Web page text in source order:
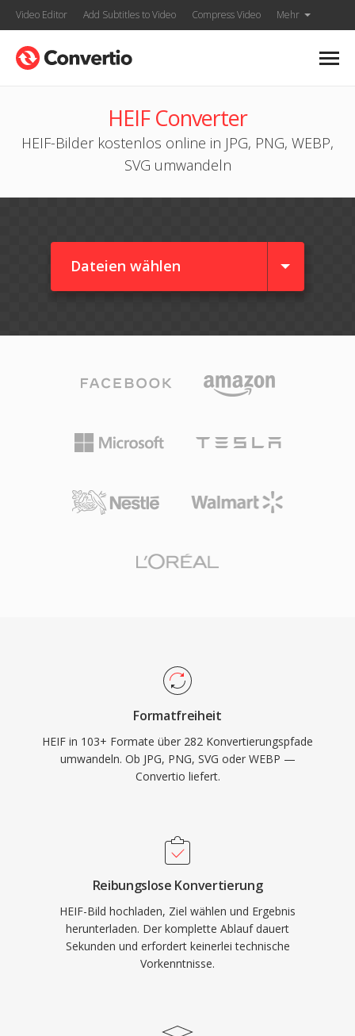
Video Editor Add Subtitles to Video Compress Video Mehr
HEIF Converter
HEIF-Bilder kostenlos online in JPG, PNG, WEBP,
SVG umwandeln
Dateien wählen
Formatfreiheit
HEIF in 103+ Formate über 282 Konvertierungspfade
umwandeln. Ob JPG, PNG, SVG oder WEBP —
Convertio liefert.
Reibungslose Konvertierung
HEIF-Bild hochladen, Ziel wählen und Ergebnis
herunterladen. Der komplette Ablauf dauert
Sekunden und erfordert keinerlei technische
Vorkenntnisse.